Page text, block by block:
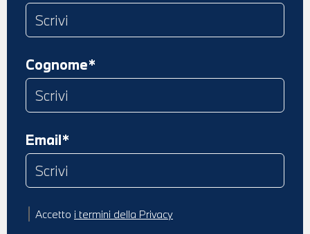
Cognome*
Email*
Accetto i termini della Privacy